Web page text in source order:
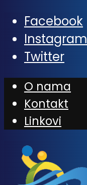
Facebook
Instagram
Twitter
O nama
Kontakt
Linkovi